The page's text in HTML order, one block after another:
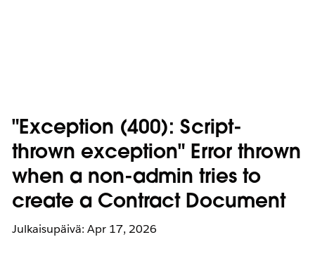
"Exception (400): Script-
thrown exception" Error thrown
when a non-admin tries to
create a Contract Document
Julkaisupäivä: Apr 17, 2026